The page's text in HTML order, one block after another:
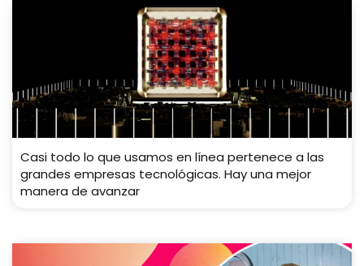
Casi todo lo que usamos en línea pertenece a las
grandes empresas tecnológicas. Hay una mejor
manera de avanzar